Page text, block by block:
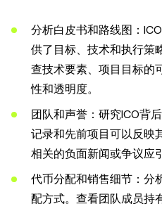
分析白皮书和路线图：
供了目标、技术和执行策
查技术要素、项目目标的
性和透明度。
团队和声誉：研究ICO背
记录和先前项目可以反映
相关的负面新闻或争议应
代币分配和销售细节：分
配方式。查看团队成员持